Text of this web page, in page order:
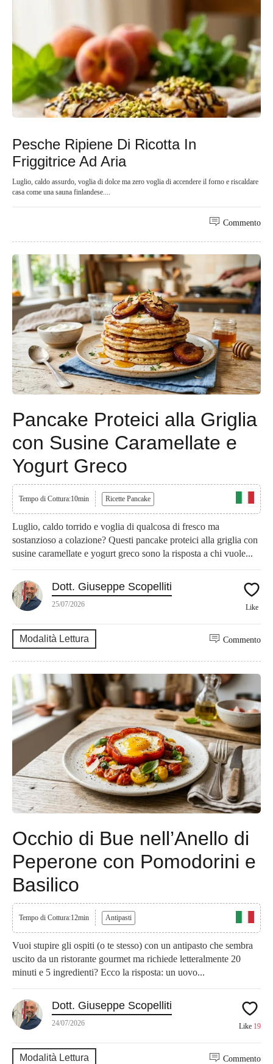
Pesche Ripiene Di Ricotta In
Friggitrice Ad Aria
Luglio, caldo assurdo, voglia di dolce ma zero voglia di accendere il forno e riscaldare
casa come una sauna finlandese....
Commento
Pancake Proteici alla Griglia
con Susine Caramellate e
Yogurt Greco
Tempo di Cottura:10min Ricette Pancake
Luglio, caldo torrido e voglia di qualcosa di fresco ma
sostanzioso a colazione? Questi pancake proteici alla griglia con
susine caramellate e yogurt greco sono la risposta a chi vuole...
Dott. Giuseppe Scopelliti
25/07/2026 Like
Modalità Lettura Commento
Occhio di Bue nell’Anello di
Peperone con Pomodorini e
Basilico
Tempo di Cottura:12min Antipasti
Vuoi stupire gli ospiti (o te stesso) con un antipasto che sembra
uscito da un ristorante gourmet ma richiede letteralmente 20
minuti e 5 ingredienti? Ecco la risposta: un uovo...
Dott. Giuseppe Scopelliti
24/07/2026 Like 19
Modalità Lettura Commento